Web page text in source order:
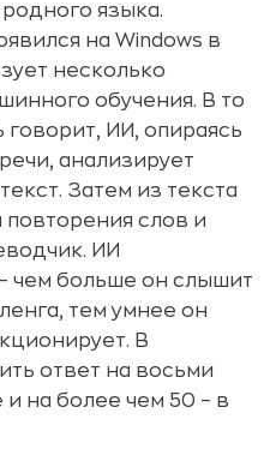
языка.
на Windows в
несколько
обучения. В то
говорит, ИИ, опираясь
анализирует
Затем из текста
слов и
ИИ
чем больше он слышит
тем умнее он
В
ответ на восьми
на более чем 50 – в